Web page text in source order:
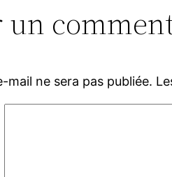
un
mail ne sera pas publiée.